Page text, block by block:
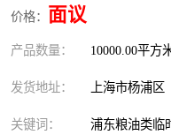
价格： 面议
产品数量： 10000.00平方
发货地址： 上海市杨浦区
关键词： 浦东粮油类临